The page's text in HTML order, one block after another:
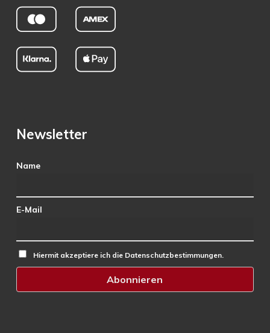
Newsletter
Name
E-Mail
Hiermit akzeptiere ich die Datenschutzbestimmungen.